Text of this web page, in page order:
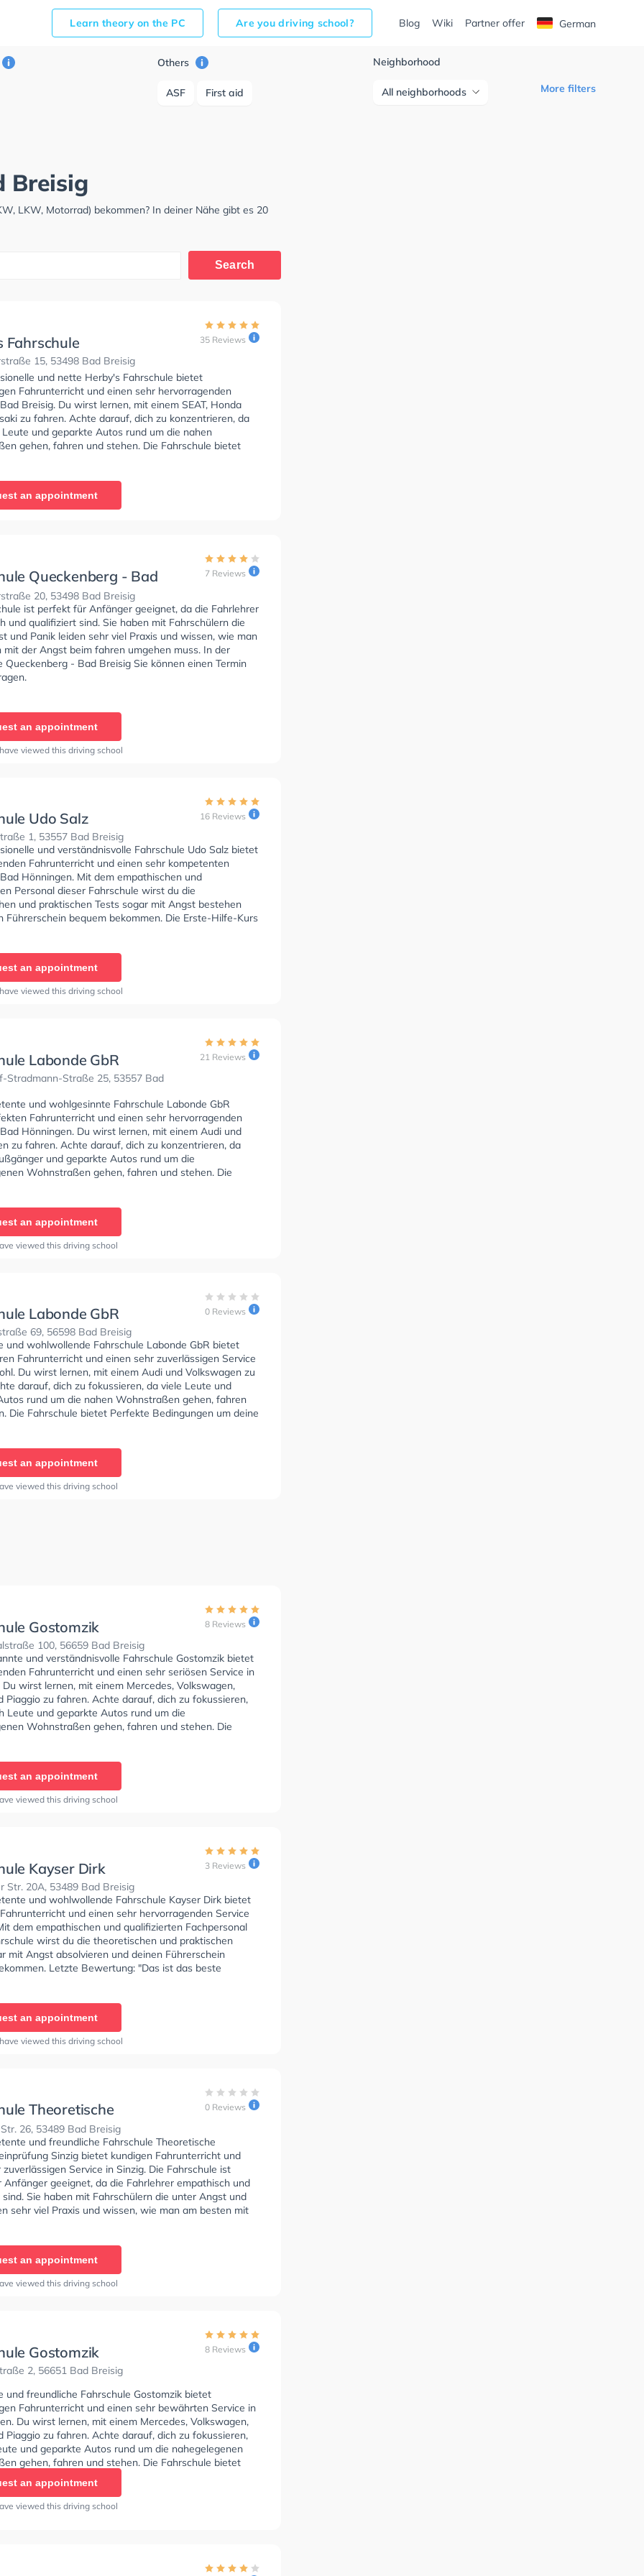
Learn theory on the PC Are you driving school? Blog Wiki Partner offer German
Others
ASF First aid
Neighborhood
All neighborhoods More filters
Breisig
LKW, Motorrad) bekommen? In deiner Nähe gibt es 20
Search
Fahrschule
15, 53498 Bad Breisig
35 Reviews
und nette Herby's Fahrschule bietet
Fahrunterricht und einen sehr hervorragenden
Breisig. Du wirst lernen, mit einem SEAT, Honda
zu fahren. Achte darauf, dich zu konzentrieren, da
und geparkte Autos rund um die nahen
gehen, fahren und stehen. Die Fahrschule bietet
Bedingungen um deine Klasse A1, Klasse B,
kurzem erfolgreich den Führerschein Klasse A beim
Das ganze Team ist sehr nett und der Unterricht
gemacht! Herby ist ein cooler Typ mit viel Geduld
an appointment
Queckenberg - Bad
20, 53498 Bad Breisig
7 Reviews
ist perfekt für Anfänger geeignet, da die Fahrlehrer
und qualifiziert sind. Sie haben mit Fahrschülern die
und Panik leiden sehr viel Praxis und wissen, wie man
mit der Angst beim fahren umgehen muss. In der
Queckenberg - Bad Breisig Sie können einen Termin
an appointment
viewed this driving school
Udo Salz
1, 53557 Bad Breisig
16 Reviews
und verständnisvolle Fahrschule Udo Salz bietet
Fahrunterricht und einen sehr kompetenten
Hönningen. Mit dem empathischen und
Personal dieser Fahrschule wirst du die
und praktischen Tests sogar mit Angst bestehen
Führerschein bequem bekommen. Die Erste-Hilfe-Kurs
In der Fahrschule Udo Salz Sie können einen Termin
an appointment
viewed this driving school
Labonde GbR
Stradmann-Straße 25, 53557 Bad
21 Reviews
und wohlgesinnte Fahrschule Labonde GbR
Fahrunterricht und einen sehr hervorragenden
Hönningen. Du wirst lernen, mit einem Audi und
zu fahren. Achte darauf, dich zu konzentrieren, da
und geparkte Autos rund um die
Wohnstraßen gehen, fahren und stehen. Die
bietet Exzellente Bedingungen um deine Klasse A1,
Prüfbescheinigung zu erhalten. In der Fahrschule
Sie können einen Termin online anfragen.
an appointment
viewed this driving school
Labonde GbR
69, 56598 Bad Breisig
0 Reviews
und wohlwollende Fahrschule Labonde GbR bietet
Fahrunterricht und einen sehr zuverlässigen Service
Du wirst lernen, mit einem Audi und Volkswagen zu
darauf, dich zu fokussieren, da viele Leute und
rund um die nahen Wohnstraßen gehen, fahren
Die Fahrschule bietet Perfekte Bedingungen um deine
Klasse B, Klasse A, Klasse BE, Klasse AM, Klasse BF17,
Labonde GbR Sie können einen Termin online
an appointment
viewed this driving school
Gostomzik
100, 56659 Bad Breisig
8 Reviews
und verständnisvolle Fahrschule Gostomzik bietet
Fahrunterricht und einen sehr seriösen Service in
Du wirst lernen, mit einem Mercedes, Volkswagen,
Piaggio zu fahren. Achte darauf, dich zu fokussieren,
Leute und geparkte Autos rund um die
Wohnstraßen gehen, fahren und stehen. Die
bietet Hervorragende Bedingungen um deine Klasse
Klasse C1E, Klasse C, Klasse CE, Klasse L, Klasse T
- Prüfbescheinigung zu erhalten. In der Fahrschule
können einen Termin online anfragen.
an appointment
viewed this driving school
Kayser Dirk
Str. 20A, 53489 Bad Breisig
3 Reviews
und wohlwollende Fahrschule Kayser Dirk bietet
und einen sehr hervorragenden Service
dem empathischen und qualifizierten Fachpersonal
wirst du die theoretischen und praktischen
mit Angst absolvieren und deinen Führerschein
Letzte Bewertung: "Das ist das beste
die ich je besucht habe. Die Fahrlehrer sind voll korrekt
weiter diese Fahrschule zu besuchen weil es sich
sehr zufriedene."
an appointment
viewed this driving school
Theoretische
Sinzig
26, 53489 Bad Breisig
0 Reviews
und freundliche Fahrschule Theoretische
Sinzig bietet kundigen Fahrunterricht und
Service in Sinzig. Die Fahrschule ist
Anfänger geeignet, da die Fahrlehrer empathisch und
Sie haben mit Fahrschülern die unter Angst und
sehr viel Praxis und wissen, wie man am besten mit
beim Autofahren umgehen muss.
an appointment
viewed this driving school
Gostomzik
2, 56651 Bad Breisig
8 Reviews
und freundliche Fahrschule Gostomzik bietet
Fahrunterricht und einen sehr bewährten Service in
Du wirst lernen, mit einem Mercedes, Volkswagen,
Piaggio zu fahren. Achte darauf, dich zu fokussieren,
und geparkte Autos rund um die nahegelegenen
gehen, fahren und stehen. Die Fahrschule bietet
Bedingungen um deine Klasse A1, Klasse B, Klasse A,
Klasse B96, Klasse AM, Klasse A2, Klasse C1, Klasse
C, Klasse CE, Klasse L, Klasse T und Mofa -
an appointment
viewed this driving school